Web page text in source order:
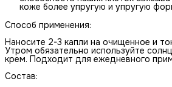
коже более упругую и упругую
Способ применения:
Наносите 2-3 капли на очищенное и
Утром обязательно используйте
крем. Подходит для ежедневного
Состав: